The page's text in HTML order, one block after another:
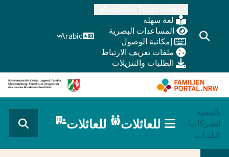
content
لغة سهلة
المساعدات البصرية
إمكانية الوصول
ملفات تعريف الارتباط
الطلبات والتنزيلات
Arabic
بالنسبة
للشركات/
البلديات
CURRENT SECTION للعائلات
HAUPTNAVIGATION
(BÜRGERBEREICH
للعائلات للعائلات